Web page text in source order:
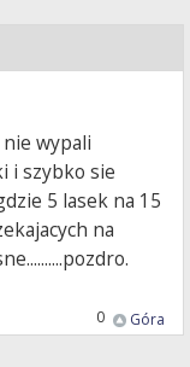
wypali
i szybko sie
5 lasek na 15
na
Góra
0